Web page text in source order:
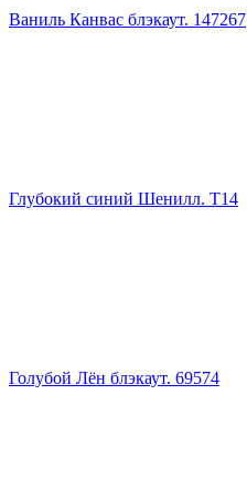
Ваниль Канвас блэкаут. 147267
Глубокий синий Шенилл. Т14
Голубой Лён блэкаут. 69574